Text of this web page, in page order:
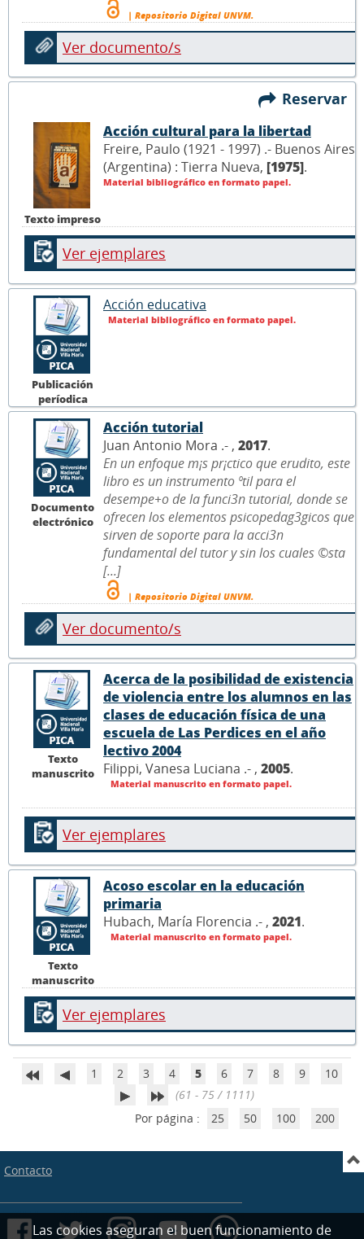
| Repositorio Digital UNVM.
Ver documento/s
Reservar
Texto impreso
Acción cultural para la libertad
Freire, Paulo (1921 - 1997) .- Buenos Aires
(Argentina) : Tierra Nueva, [1975].
Material bibliográfico en formato papel.
Ver ejemplares
Publicación
períodica
Acción educativa
Material bibliográfico en formato papel.
Documento
electrónico
Acción tutorial
Juan Antonio Mora .- , 2017.
En un enfoque m¡s pr¡ctico que erudito, este
libro es un instrumento ºtil para el
desempe+o de la funci3n tutorial, donde se
ofrecen los elementos psicopedag3gicos que
sirven de soporte para la acci3n
fundamental del tutor y sin los cuales ©sta
[...]
| Repositorio Digital UNVM.
Ver documento/s
Texto
manuscrito
Acerca de la posibilidad de existencia
de violencia entre los alumnos en las
clases de educación física de una
escuela de Las Perdices en el año
lectivo 2004
Filippi, Vanesa Luciana .- , 2005.
Material manuscrito en formato papel.
Ver ejemplares
Texto
manuscrito
Acoso escolar en la educación
primaria
Hubach, María Florencia .- , 2021.
Material manuscrito en formato papel.
Ver ejemplares
1 2 3 4 5 6 7 8 9
10
(61 - 75 / 1111)
Por página :
25 50 100 200
Contacto
Las cookies aseguran el buen funcionamiento de